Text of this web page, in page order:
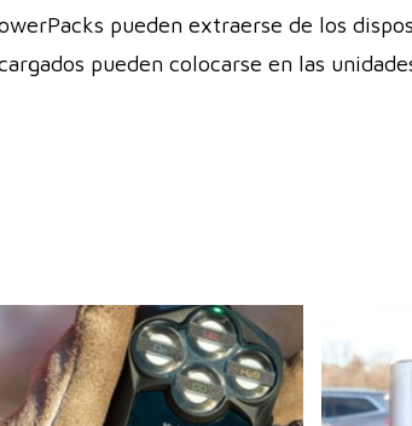
pueden extraerse de los
pueden colocarse en las